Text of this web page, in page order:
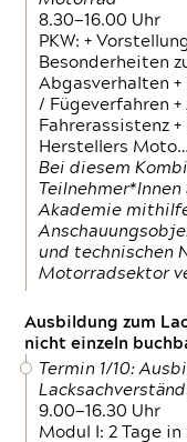
8.30—16.00 Uhr
PKW: +
Besonderheiten
Abgasverhalten
/ Fügeverfahren
Fahrerassistenz
Herstellers Moto…
Bei diesem
Akademie
und technischen
Motorradsektor
Ausbildung zum
nicht einzeln
Termin 1/10:
9.00—16.30 Uhr
Modul I: 2 Tage